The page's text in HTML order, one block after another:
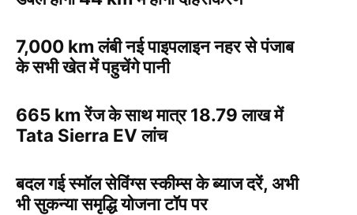
7,000 km लंबी नई पाइपलाइन नहर से पंजाब
के सभी खेत में पहुचेंगे पानी
665 km रेंज के साथ मात्र 18.79 लाख में
Tata Sierra EV लांच
बदल गई स्मॉल सेविंग्स स्कीम्स के ब्याज दरें, अभी
भी सुकन्या समृद्धि योजना टॉप पर